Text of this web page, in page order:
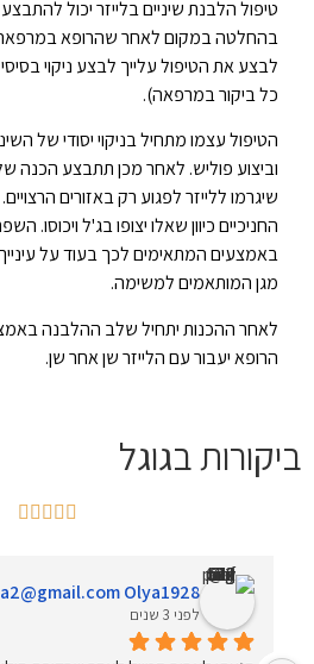
טיפול הלבנת שיניים בלייזר יכול
בהחלטה במקום לאחר שהרופא במרפאה
לבצע את הטיפול עלייך לבצע ניקוי
כל ביקור במרפאה).
הטיפול עצמו מתחיל בניקוי יסודי של
וביצוע פוליש. לאחר מכן תתבצע הכנה
שיגרמו ללייזר לפגוע רק באזורים
החניכיים כיוון שאלו יצופו בג'ל ויכוסו.
באמצעים המתאימים לכך בעוד על
מגן המותאמים למשימה.
לאחר ההכנות יתחיל שלב ההלבנה
הרופא יעבור עם הלייזר שן אחר שן.
ביקורות בגוגל





Olya1928
לפני 3 שנים